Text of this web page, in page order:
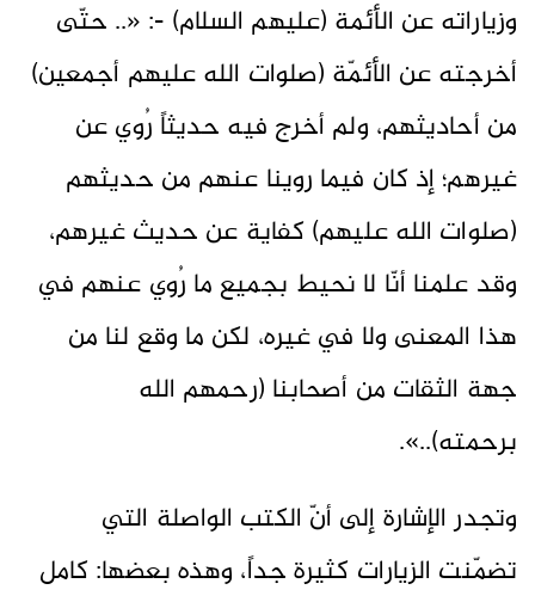
وزياراته عن الأئمة (عليهم السلام) -: «.. حتّى
أخرجته عن الأئمّة (صلوات الله عليهم أجمعين)
من أحاديثهم، ولم أخرج فيه حديثاً رُوي عن
غيرهم؛ إذ كان فيما روينا عنهم من حديثهم
(صلوات الله عليهم) كفاية عن حديث غيرهم،
وقد علمنا أنّا لا نحيط بجميع ما رُوي عنهم في
هذا المعنى ولا في غيره، لكن ما وقع لنا من
جهة الثقات من أصحابنا (رحمهم الله
برحمته)..».
وتجدر الإشارة إلى أنّ الكتب الواصلة التي
تضمّنت الزيارات كثيرة جداً، وهذه بعضها: كامل